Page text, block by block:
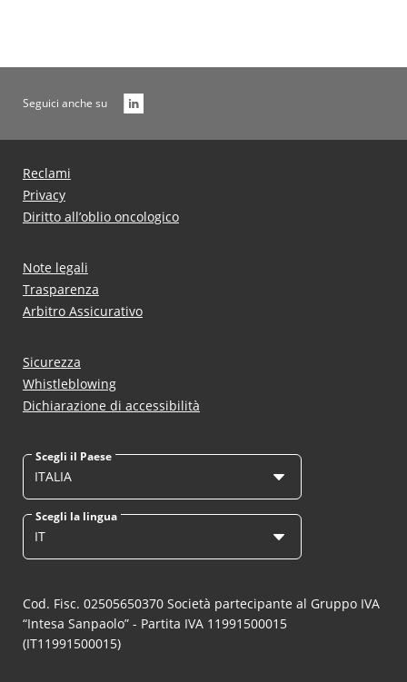
Seguici anche su
Reclami
Privacy
Diritto all’oblio oncologico
Note legali
Trasparenza
Arbitro Assicurativo
Sicurezza
Whistleblowing
Dichiarazione di accessibilità
Scegli il Paese
ITALIA
Scegli la lingua
IT
Cod. Fisc. 02505650370 Società partecipante al Gruppo IVA
“Intesa Sanpaolo” - Partita IVA 11991500015
(IT11991500015)